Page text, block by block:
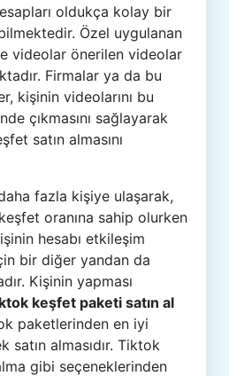
oldukça kolay bir
Özel uygulanan
videolar önerilen videolar
Firmalar ya da bu
kişinin videolarını bu
çıkmasını sağlayarak
satın almasını
fazla kişiye ulaşarak,
oranına sahip olurken
hesabı etkileşim
bir diğer yandan da
Kişinin yapması
keşfet paketi satın al
paketlerinden en iyi
satın almasıdır. Tiktok
gibi seçeneklerinden